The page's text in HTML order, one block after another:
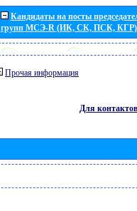
Кандидаты на посты
групп МСЭ-R (ИК, СК, ПСК, КГР)
Прочая информация
Для контактов